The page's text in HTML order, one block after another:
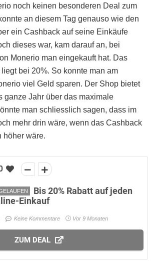
noch keinen besonderen Deal zum
an diesem Tag genauso wie den
ein Cashback auf seine Einkäufe
dieses war, kam darauf an, bei
Monerio man eingekauft hat. Das
bei 20%. So konnte man am
viel Geld sparen. Der Shop bietet
ganze Jahr über das maximale
man schliesslich sagen, dass im
mehr drin wäre, wenn das Cashback
höher wäre.
Bis 20% Rabatt auf jeden
Einkauf
Keine Kommentare Vor 9 Monaten
ZUM DEAL